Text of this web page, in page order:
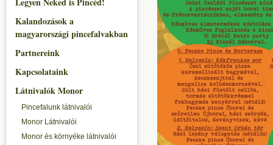
Kalandozások a
magyarországi pincefalvakban
Partnereink
Kapcsolataink
Látnivalók Monor
Pincefalunk látnivalói
Monor Látnivalói
Monor és környéke látnivalói